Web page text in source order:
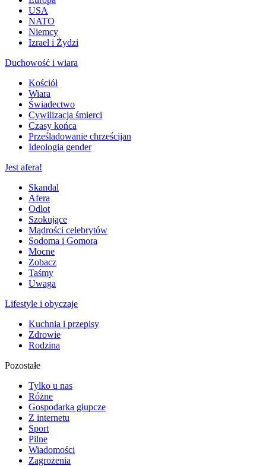
USA
NATO
Niemcy
Izrael i Żydzi
Duchowość i wiara
Kościół
Wiara
Świadectwo
Cywilizacja śmierci
Czasy końca
Prześladowanie chrześcijan
Ideologia gender
Jest afera!
Skandal
Afera
Odlot
Szokujące
Mądrości celebrytów
Sodoma i Gomora
Mocne
Zobacz
Taśmy
Uwaga
Lifestyle i obyczaje
Kuchnia i przepisy
Zdrowie
Rodzina
Pozostałe
Tylko u nas
Różne
Gospodarka głupcze
Z internetu
Sport
Pilne
Wiadomości
Zagrożenia